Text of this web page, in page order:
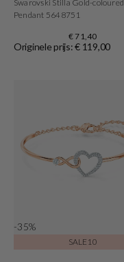
Swarovski Stilla Gold-coloured
Pendant 5648751
€ 71,40
Originele prijs: € 119,00
-35%
SALE10